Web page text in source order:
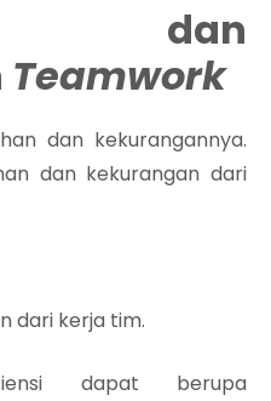
dan
Teamwork
dan kekurangannya.
dan kekurangan dari
dari kerja tim.
dapat berupa